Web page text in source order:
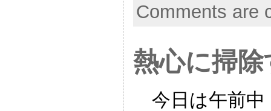
Comments are
熱心に掃
今日は午前中